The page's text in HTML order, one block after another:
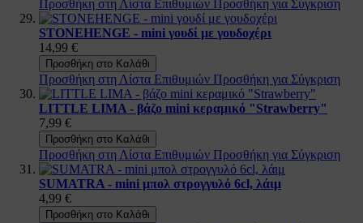
Προσθήκη στη Λίστα Επιθυμιών Προσθήκη για Σύγκριση
STONEHENGE - mini γουδί με γουδοχέρι
14,99 €
Προσθήκη στο Καλάθι
Προσθήκη στη Λίστα Επιθυμιών Προσθήκη για Σύγκριση
LITTLE LIMA - βάζο mini κεραμικό "Strawberry"
7,99 €
Προσθήκη στο Καλάθι
Προσθήκη στη Λίστα Επιθυμιών Προσθήκη για Σύγκριση
SUMATRA - mini μπολ στρογγυλό 6cl, λάιμ
4,99 €
Προσθήκη στο Καλάθι